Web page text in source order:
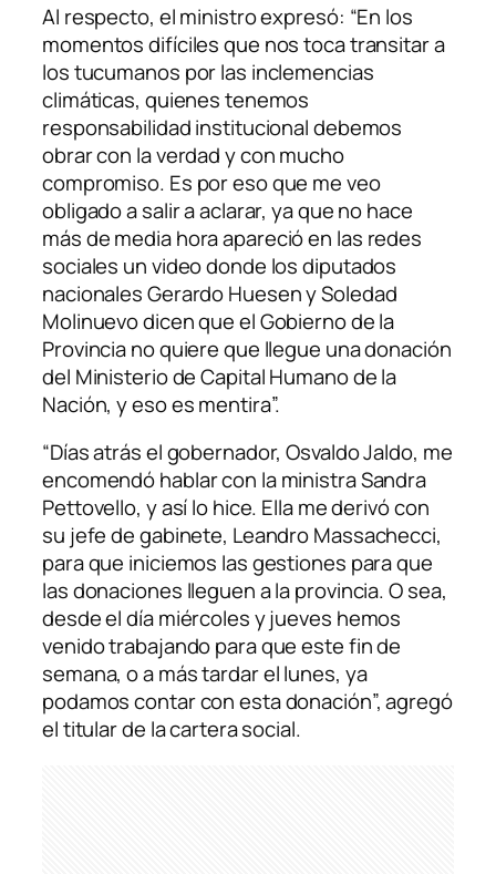
Al respecto, el ministro expresó: “En los
momentos difíciles que nos toca transitar a
los tucumanos por las inclemencias
climáticas, quienes tenemos
responsabilidad institucional debemos
obrar con la verdad y con mucho
compromiso. Es por eso que me veo
obligado a salir a aclarar, ya que no hace
más de media hora apareció en las redes
sociales un video donde los diputados
nacionales Gerardo Huesen y Soledad
Molinuevo dicen que el Gobierno de la
Provincia no quiere que llegue una donación
del Ministerio de Capital Humano de la
Nación, y eso es mentira”.
“Días atrás el gobernador, Osvaldo Jaldo, me
encomendó hablar con la ministra Sandra
Pettovello, y así lo hice. Ella me derivó con
su jefe de gabinete, Leandro Massachecci,
para que iniciemos las gestiones para que
las donaciones lleguen a la provincia. O sea,
desde el día miércoles y jueves hemos
venido trabajando para que este fin de
semana, o a más tardar el lunes, ya
podamos contar con esta donación”, agregó
el titular de la cartera social.